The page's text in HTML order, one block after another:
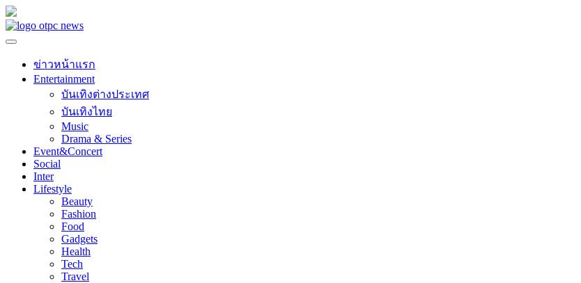
Skip
to
ข่าวหน้าแรก
Entertainment
บันเทิงต่างประเทศ
บันเทิงไทย
Music
Drama & Series
Event&Concert
Social
Inter
Lifestyle
Beauty
Fashion
Food
Gadgets
Health
Tech
Travel